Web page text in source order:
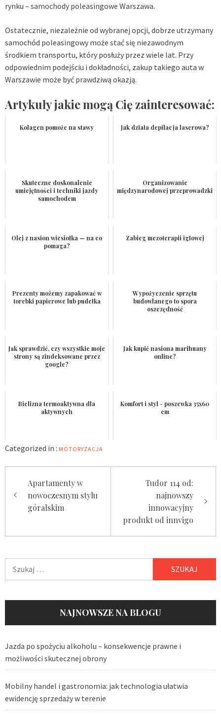
rynku – samochody poleasingowe Warszawa.
Ostatecznie, niezależnie od wybranej opcji, dobrze utrzymany
samochód poleasingowy może stać się niezawodnym
środkiem transportu, który posłuży przez wiele lat. Przy
odpowiednim podejściu i dokładności, zakup takiego auta w
Warszawie może być prawdziwą okazją.
Artykuły jakie mogą Cię zainteresować:
Kolagen pomoże na stawy Jak działa depilacja laserowa?
Skuteczne doskonalenie
umiejętności i techniki jazdy
samochodem
Organizowanie
międzynarodowej przeprowadzki
Olej z nasion wiesiołka — na co
pomaga?
Zabieg mezoterapii igłowej
Prezenty możemy zapakować w
torebki papierowe lub pudełka
Wypożyczenie sprzętu
budowlanego to spora
oszczędność
Jak sprawdzić, czy wszystkie moje
strony są zindeksowane przez
google?
Jak kupić nasiona marihuany
online?
Bielizna termoaktywna dla
aktywnych
Komfort i styl - poszewka 35x60
cm
Categorized in : MOTORYZACJA
wpisuApartamenty w
nowoczesnym stylu
góralskim
Tudor 114 od:
najnowszy
innowacyjny
produkt od innvigo
NAJNOWSZE NA BLOGU
Jazda po spożyciu alkoholu – konsekwencje prawne i
możliwości skutecznej obrony
Mobilny handel i gastronomia: jak technologia ułatwia
ewidencję sprzedaży w terenie